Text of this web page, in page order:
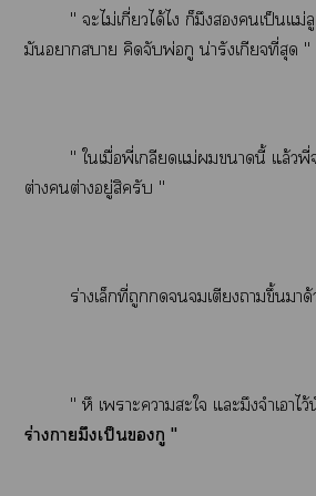
" ะไม่เกี่ยวได้ไ ก็มึงเป็นแ
มันาา คิดจับพ่อกู น่ารังเกียจที่สุด "
" ใเมื่อพี่เกลียดแม่านี้ แล้ว
ต่างต่างอยู่สิครับ "
ร่างเล็กที่ถูกเตียงาขึ้นมาด้
" หึ เาะาะใ แะมึงจำเาไ
ร่างามึงเป็นกู "